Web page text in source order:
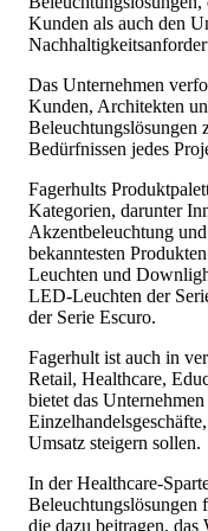
Kunden als auch den
Das Unternehmen
Kunden, Architekten
Beleuchtungslösungen
Bedürfnissen jedes
Fagerhults
Kategorien, darunter
Akzentbeleuchtung
bekanntesten
Leuchten und
LED-Leuchten der
der Serie Escuro.
Fagerhult ist auch in
Retail, Healthcare,
bietet das
Umsatz steigern sollen.
In der Healthcare-
Beleuchtungslösungen
die dazu beitragen, das